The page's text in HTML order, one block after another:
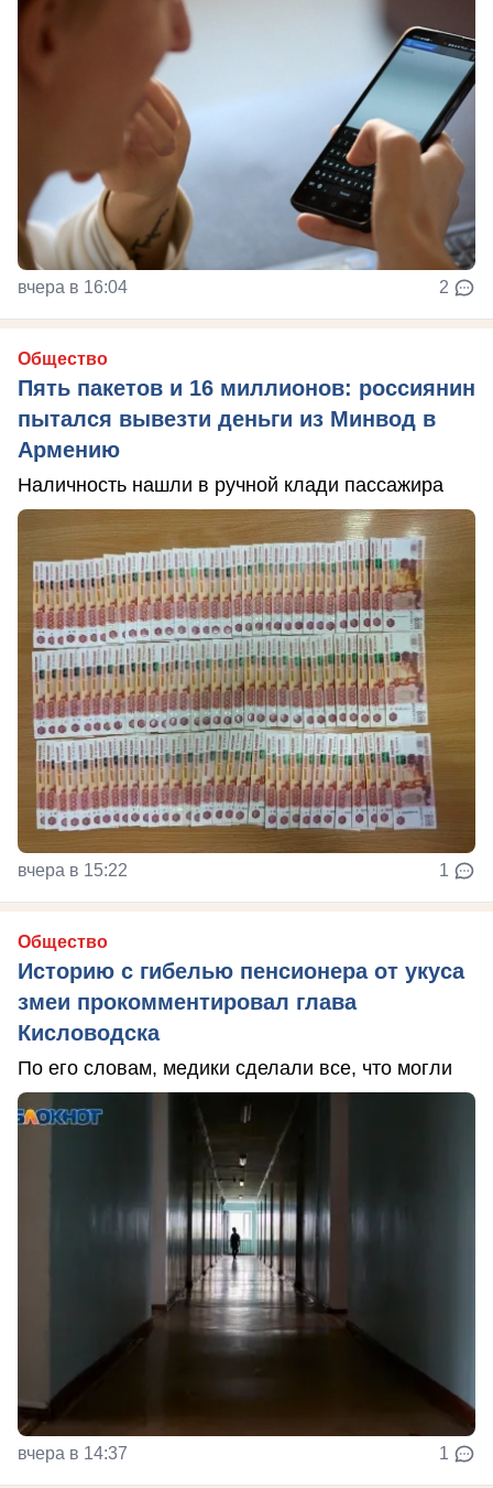
вчера в 16:04 2
Общество
Пять пакетов и 16 миллионов: россиянин
пытался вывезти деньги из Минвод в
Армению
Наличность нашли в ручной клади пассажира
вчера в 15:22 1
Общество
Историю с гибелью пенсионера от укуса
змеи прокомментировал глава
Кисловодска
По его словам, медики сделали все, что могли
вчера в 14:37 1